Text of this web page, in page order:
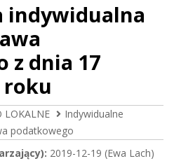
indywidualna
z dnia 17
roku
LOKALNE
Indywidualne
podatkowego
2019-12-19 (Ewa Lach)